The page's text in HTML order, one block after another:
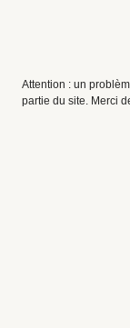
Attention : un
partie du site. Merci